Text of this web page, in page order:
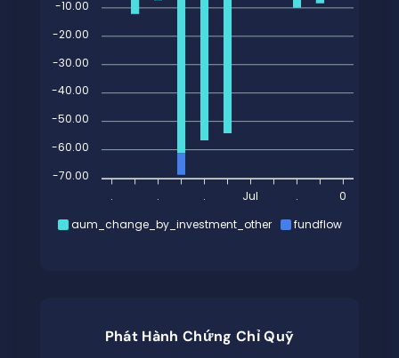
aum_change_by_investment_other fundflow
-10.00
-20.00
-30.00
-40.00
-50.00
-60.00
-70.00
.
. . Jul . 0
Phát Hành Chứng Chỉ Quỹ